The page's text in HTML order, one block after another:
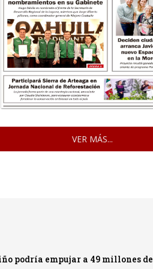
VER MÁS...
podría empujar a 49 millones de